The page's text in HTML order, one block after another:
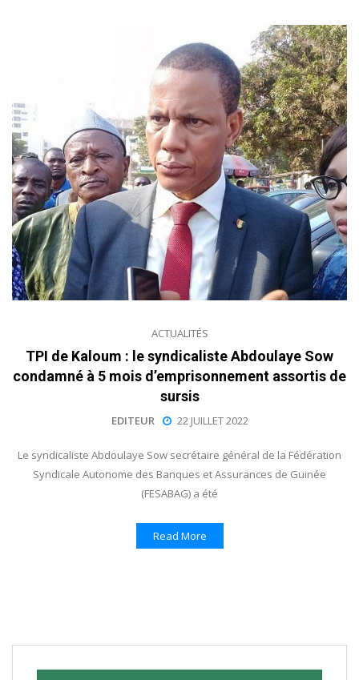
ACTUALITÉS
TPI de Kaloum : le syndicaliste Abdoulaye Sow
condamné à 5 mois d’emprisonnement assortis de
sursis
EDITEUR 22 JUILLET 2022
Le syndicaliste Abdoulaye Sow secrétaire général de la Fédération
Syndicale Autonome des Banques et Assurances de Guinée
(FESABAG) a été
Read More